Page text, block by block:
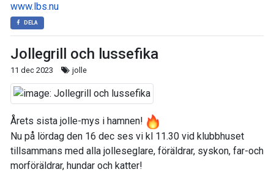
www.lbs.nu
DELA
Jollegrill och lussefika
11 dec 2023 jolle
Årets sista jolle-mys i hamnen!
Nu på lördag den 16 dec ses vi kl 11.30 vid klubbhuset
tillsammans med alla jolleseglare, föräldrar, syskon, far-och
morföräldrar, hundar och katter!